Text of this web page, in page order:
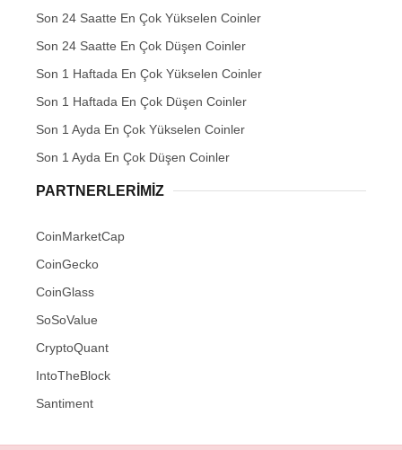
Son 24 Saatte En Çok Yükselen Coinler
Son 24 Saatte En Çok Düşen Coinler
Son 1 Haftada En Çok Yükselen Coinler
Son 1 Haftada En Çok Düşen Coinler
Son 1 Ayda En Çok Yükselen Coinler
Son 1 Ayda En Çok Düşen Coinler
PARTNERLERIMIZ
CoinMarketCap
CoinGecko
CoinGlass
SoSoValue
CryptoQuant
IntoTheBlock
Santiment